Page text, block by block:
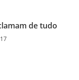
de tudo